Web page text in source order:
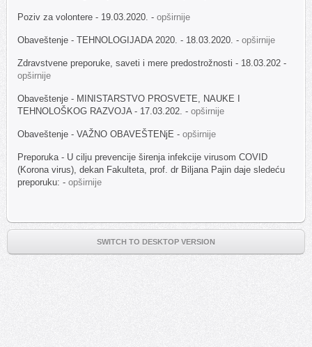
Poziv za volontere - 19.03.2020. - opširnije
Obaveštenje - TEHNOLOGIJADA 2020. - 18.03.2020. - opširnije
Zdravstvene preporuke, saveti i mere predostrožnosti - 18.03.202 -
opširnije
Obaveštenje - MINISTARSTVO PROSVETE, NAUKE I
TEHNOLOŠKOG RAZVOJA - 17.03.202. - opširnije
Obaveštenje - VAŽNO OBAVEŠTENjE - opširnije
Preporuka - U cilju prevencije širenja infekcije virusom COVID
(Korona virus), dekan Fakulteta, prof. dr Biljana Pajin daje sledeću
preporuku: - opširnije
SWITCH TO DESKTOP VERSION